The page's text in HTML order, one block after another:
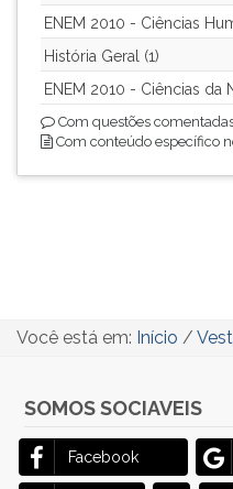
ENEM 2010 - Ciências
História Geral (1)
ENEM 2010 - Ciências da
Com questões
Com conteúdo específico
Você está em: Início /
SOMOS SOCIAVEIS
Facebook